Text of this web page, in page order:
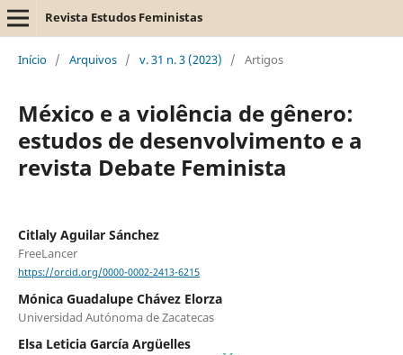
Revista Estudos Feministas
Início / Arquivos / v. 31 n. 3 (2023) / Artigos
México e a violência de gênero:
estudos de desenvolvimento e a
revista Debate Feminista
Citlaly Aguilar Sánchez
FreeLancer
https://orcid.org/0000-0002-2413-6215
Mónica Guadalupe Chávez Elorza
Universidad Autónoma de Zacatecas
Elsa Leticia García Argüelles